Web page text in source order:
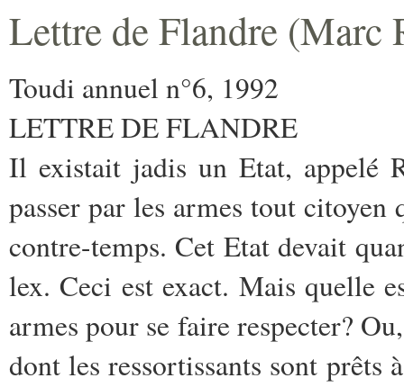
Lettre de Flandre (Marc
Toudi annuel n°6, 1992
LETTRE DE FLANDRE
Il existait jadis un Etat, appelé
passer par les armes tout
contre-temps. Cet Etat devait
lex. Ceci est exact. Mais quelle
armes pour se faire respecter?
dont les ressortissants sont prêts